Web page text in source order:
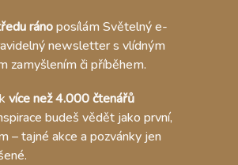
ránoposílám Světelný e-
newsletter s vlídným
zamyšlením či příběhem.
více než 4.000 čtenářů
budeš vědět jako první,
– tajné akce a pozvánky jen